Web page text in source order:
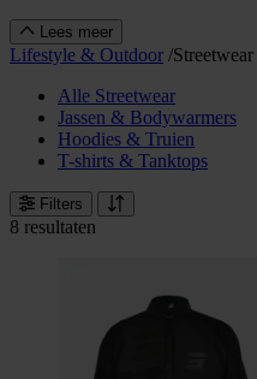
Lees meer
Lifestyle & Outdoor /Streetwear
Alle Streetwear
Jassen & Bodywarmers
Hoodies & Truien
T-shirts & Tanktops
Filters
8 resultaten